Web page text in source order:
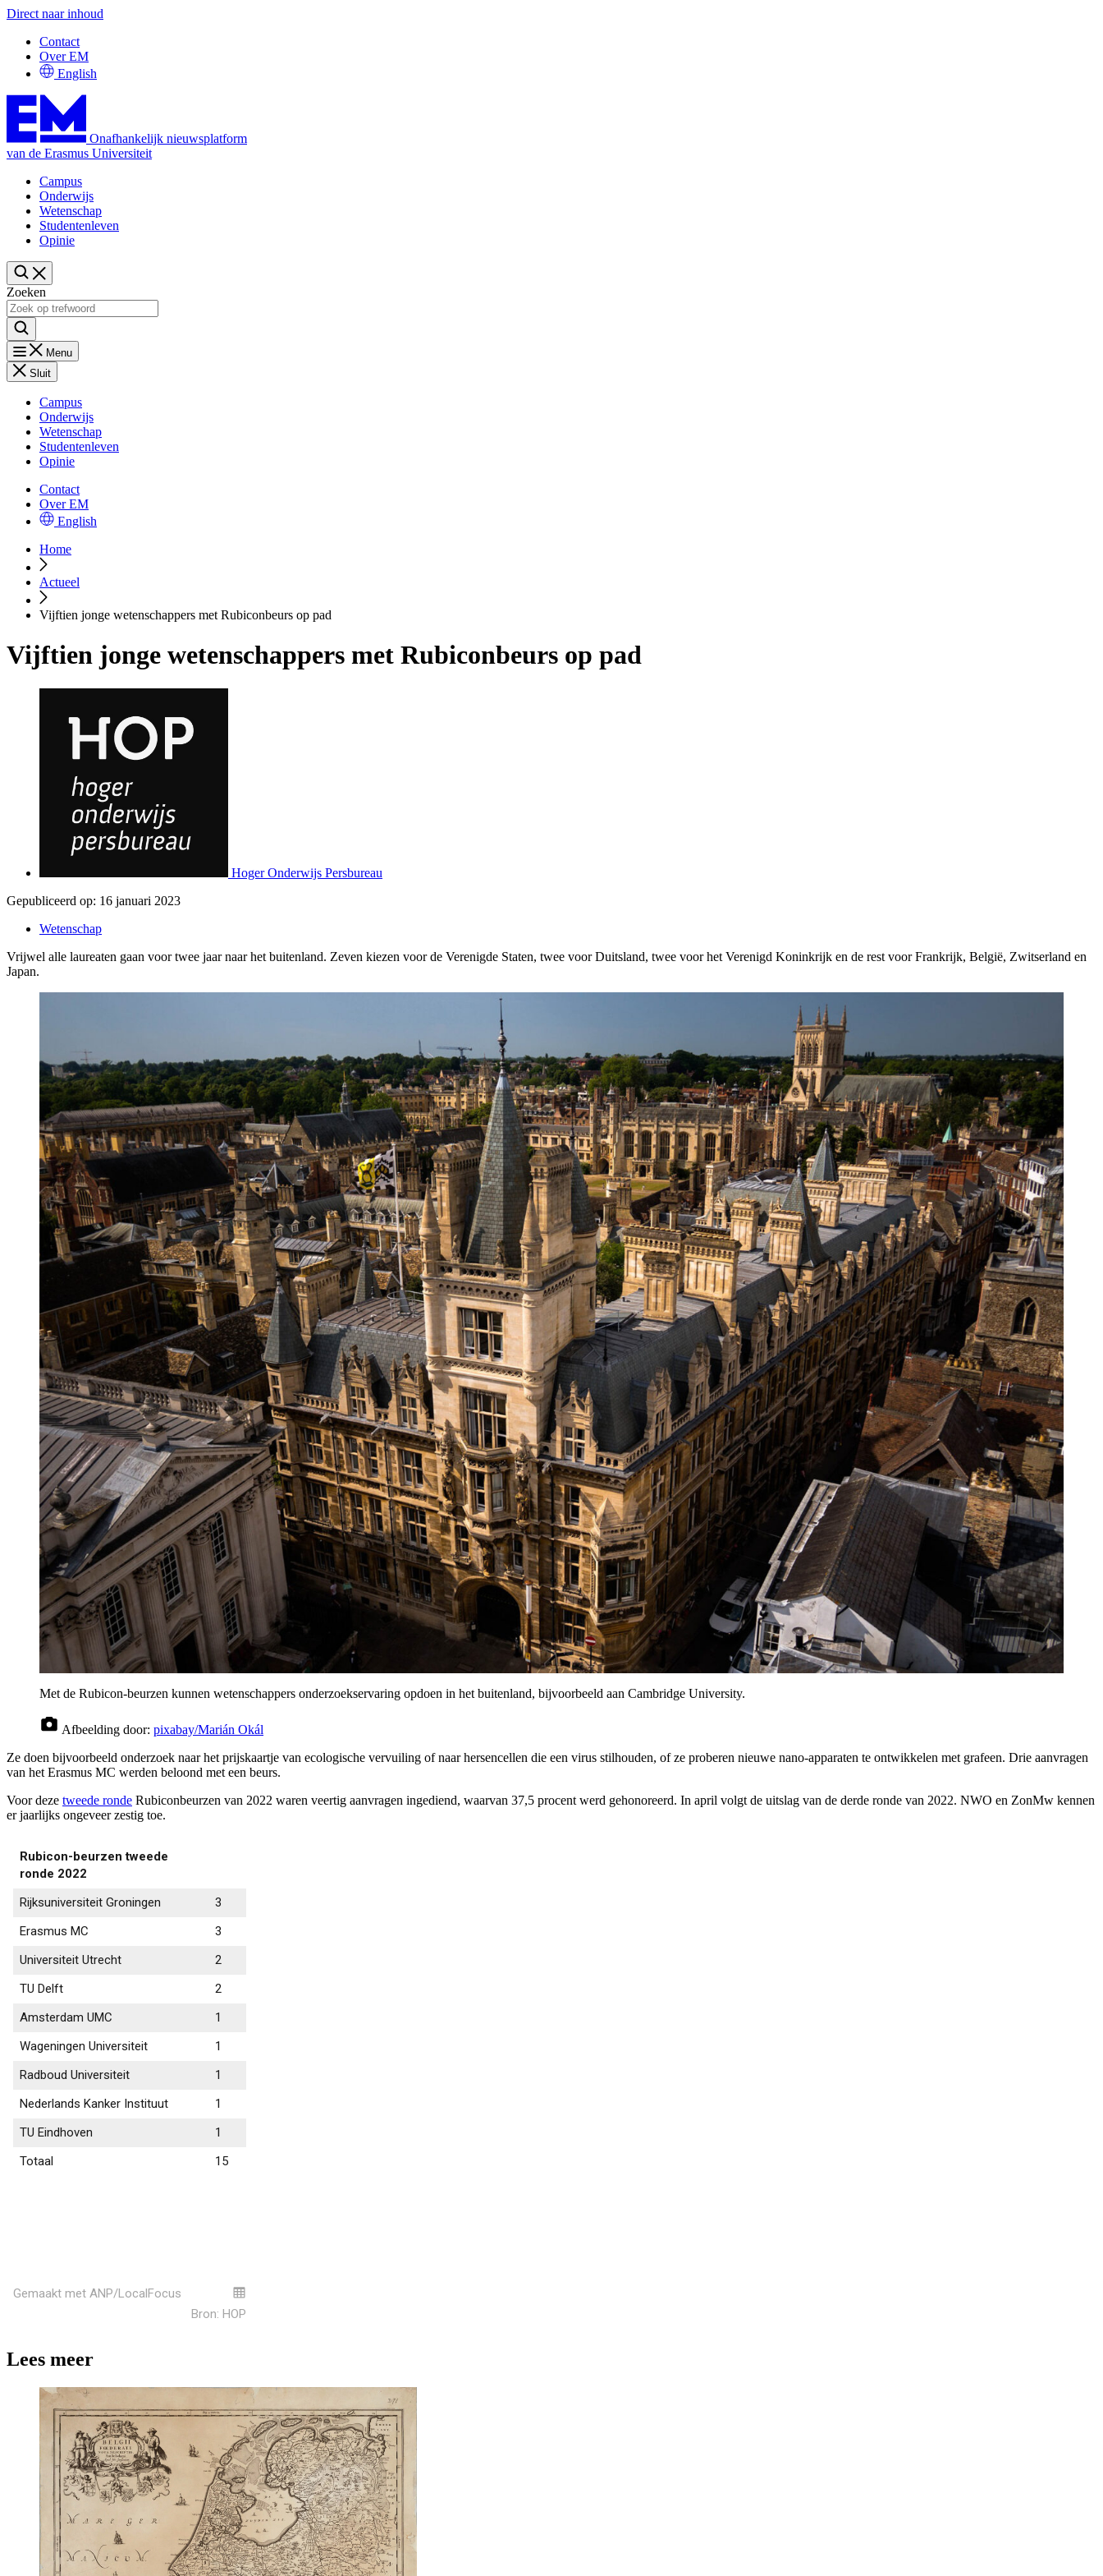
Direct naar inhoud
Contact
Over EM
English
Onafhankelijk nieuwsplatform
van de Erasmus Universiteit
Campus
Onderwijs
Wetenschap
Studentenleven
Opinie
Zoeken
Menu
Sluit
Campus
Onderwijs
Wetenschap
Studentenleven
Opinie
Contact
Over EM
English
Home
Actueel
Vijftien jonge wetenschappers met Rubiconbeurs op pad
Vijftien jonge wetenschappers met Rubiconbeurs op pad
Hoger Onderwijs Persbureau
Gepubliceerd op: 16 januari 2023
Wetenschap
Vrijwel alle laureaten gaan voor twee jaar naar het buitenland. Zeven kiezen voor de Verenigde Staten, twee voor Duitsland, twee voor het Verenigd Koninkrijk en de rest voor Frankrijk, België, Zwitserland en
Japan.
Met de Rubicon-beurzen kunnen wetenschappers onderzoekservaring opdoen in het buitenland, bijvoorbeeld aan Cambridge University.
Afbeelding door: pixabay/Marián Okál
Ze doen bijvoorbeeld onderzoek naar het prijskaartje van ecologische vervuiling of naar hersencellen die een virus stilhouden, of ze proberen nieuwe nano-apparaten te ontwikkelen met grafeen. Drie aanvragen
van het Erasmus MC werden beloond met een beurs.
Voor deze tweede ronde Rubiconbeurzen van 2022 waren veertig aanvragen ingediend, waarvan 37,5 procent werd gehonoreerd. In april volgt de uitslag van de derde ronde van 2022. NWO en ZonMw kennen
er jaarlijks ongeveer zestig toe.
Lees meer